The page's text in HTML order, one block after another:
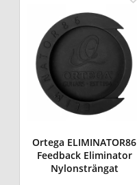
Ortega ELIMINATOR86
Feedback Eliminator
Nylonsträngat